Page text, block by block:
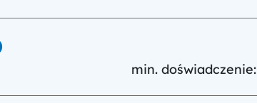
min. doświadczenie: